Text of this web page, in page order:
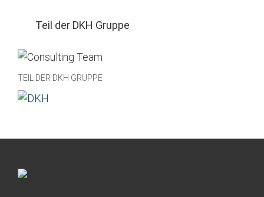
Teil der DKH Gruppe
TEIL DER DKH GRUPPE